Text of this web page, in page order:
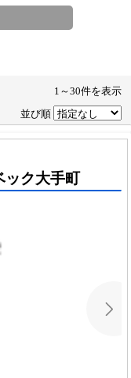
1～30件を表示
並び順
ック大手町